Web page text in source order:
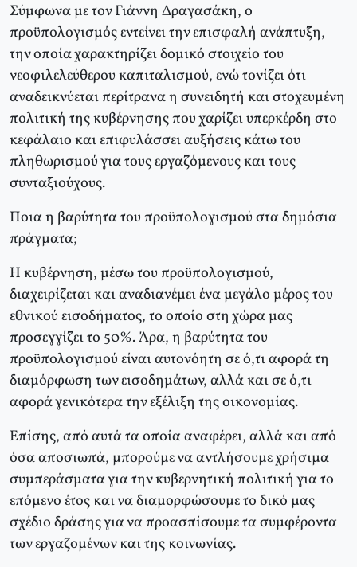
Σύμφωνα με τον Γιάννη Δραγασάκη, ο
προϋπολογισμός εντείνει την επισφαλή ανάπτυξη,
την οποία χαρακτηρίζει δομικό στοιχείο του
νεοφιλελεύθερου καπιταλισμού, ενώ τονίζει ότι
αναδεικνύεται περίτρανα η συνειδητή και στοχευμένη
πολιτική της κυβέρνησης που χαρίζει υπερκέρδη στο
κεφάλαιο και επιφυλάσσει αυξήσεις κάτω του
πληθωρισμού για τους εργαζόμενους και τους
συνταξιούχους.
Ποια η βαρύτητα του προϋπολογισμού στα δημόσια
πράγματα;
H κυβέρνηση, μέσω του προϋπολογισμού,
διαχειρίζεται και αναδιανέμει ένα μεγάλο μέρος του
εθνικού εισοδήματος, το οποίο στη χώρα μας
προσεγγίζει το 50%. Άρα, η βαρύτητα του
προϋπολογισμού είναι αυτονόητη σε ό,τι αφορά τη
διαμόρφωση των εισοδημάτων, αλλά και σε ό,τι
αφορά γενικότερα την εξέλιξη της οικονομίας.
Eπίσης, από αυτά τα οποία αναφέρει, αλλά και από
όσα αποσιωπά, μπορούμε να αντλήσουμε χρήσιμα
συμπεράσματα για την κυβερνητική πολιτική για το
επόμενο έτος και να διαμορφώσουμε το δικό μας
σχέδιο δράσης για να προασπίσουμε τα συμφέροντα
των εργαζομένων και της κοινωνίας.